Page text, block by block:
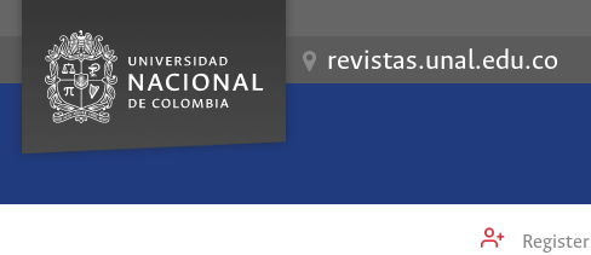
revistas.unal.edu.co
Register